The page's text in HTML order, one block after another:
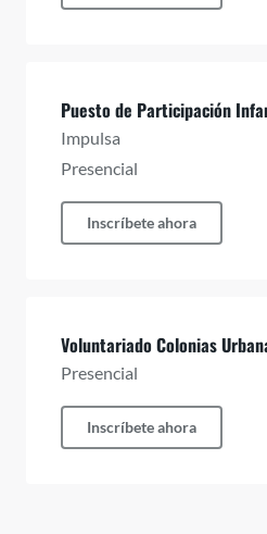
Puesto de Participación
Impulsa
Presencial
Inscríbete ahora
Voluntariado Colonias
Presencial
Inscríbete ahora